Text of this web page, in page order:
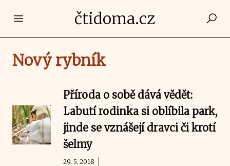
Open main menučtidoma.cz
Nový rybník
Příroda o sobě dává vědět:
Labutí rodinka si oblíbila park,
jinde se vznášejí dravci či krotí
šelmy
29. 5. 2018